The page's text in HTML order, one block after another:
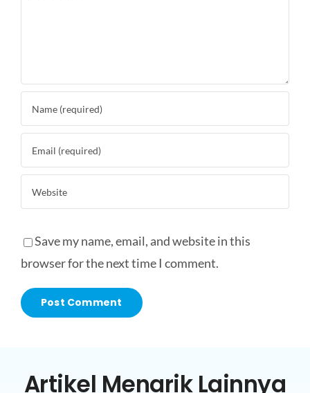
Save my name, email, and website in this
browser for the next time I comment.
Artikel Menarik Lainnya